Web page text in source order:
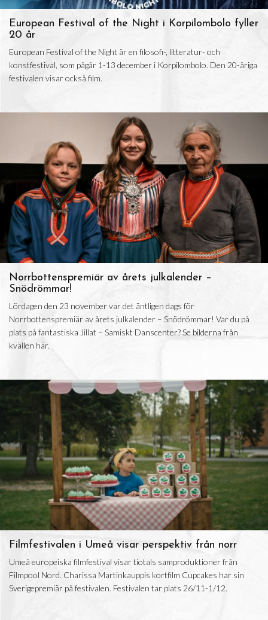
European Festival of the Night i Korpilombolo fyller
20 år
European Festival of the Night är en filosofi-, litteratur- och
konstfestival, som pågår 1-13 december i Korpilombolo. Den 20-åriga
festivalen visar också film.
Norrbottenspremiär av årets julkalender –
Snödrömmar!
Lördagen den 23 november var det äntligen dags för
Norrbottenspremiär av årets julkalender – Snödrömmar! Var du på
plats på fantastiska Jillat – Samiskt Danscenter? Se bilderna från
kvällen här.
Filmfestivalen i Umeå visar perspektiv från norr
Umeå europeiska filmfestival visar tiotals samproduktioner från
Filmpool Nord. Charissa Martinkauppis kortfilm Cupcakes har sin
Sverigepremiär på festivalen. Festivalen tar plats 26/11-1/12.